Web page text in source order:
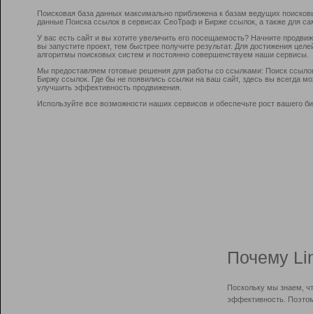
Поисковая база данных максимально приближена к базам ведущих
данные Поиска ссылок в сервисах СеоТраф и Бирже ссылок, а также для
У вас есть сайт и вы хотите увеличить его посещаемость? Начните
вы запустите проект, тем быстрее получите результат. Для достижения
алгоритмы поисковых систем и постоянно совершенствуем наши сервисы.
Мы предоставляем готовые решения для работы со ссылками: Поиск
Биржу ссылок. Где бы не появились ссылки на ваш сайт, здесь вы всегда
улучшить эффективность продвижения.
Используйте все возможности наших сервисов и обеспечьте рост вашего
Почему
Поскольку мы знаем,
эффективность.